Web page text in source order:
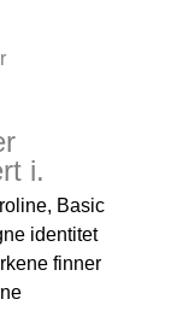
i.
Basic
identitet
finner